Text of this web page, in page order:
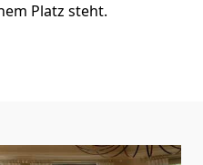
Platz steht.